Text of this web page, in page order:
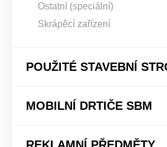
Ostatní (speciální)
Skrápěcí zařízení
POUŽITÉ STAVEBNÍ
MOBILNÍ DRTIČE SBM